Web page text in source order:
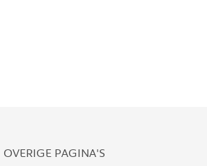
OVERIGE PAGINA'S